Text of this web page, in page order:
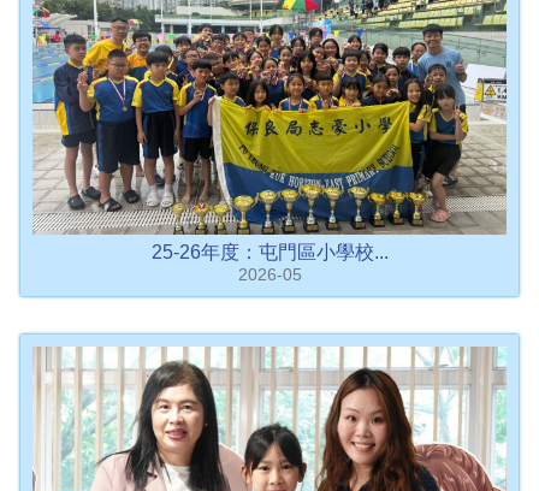
25-26年度：屯門區小學校...
2026-05